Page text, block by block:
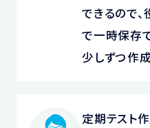
できるので
で一時保存
少しずつ作
定期テスト